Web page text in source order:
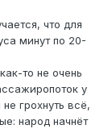
что для
минут по 20-
то не очень
у
грохнуть всё,
народ начнёт